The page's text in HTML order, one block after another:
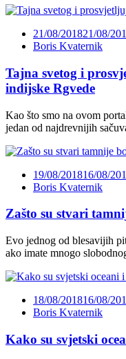
21/08/201821/08/
Boris Kvaternik
Tajna svetog i
indijske Rgvede
Kao što smo na ovom
jedan od najdrevnijih
19/08/201816/08/
Boris Kvaternik
Zašto su stvari
Evo jednog od blesavijih
ako imate mnogo
18/08/201816/08/
Boris Kvaternik
Kako su svjetski